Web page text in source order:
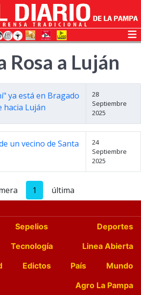
Rosa a Luján
ya está en Bragado
hacia Luján
28
Septiembre
2025
un vecino de Santa
24
Septiembre
2025
1 última
Sepelios
Deportes
Tecnología
Linea Abierta
Edictos País
Mundo
Agro La Pampa